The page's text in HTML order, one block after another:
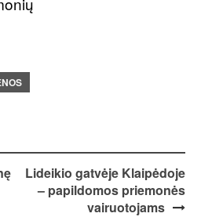
Lideikio gatvėje Klaipėdoje
– papildomos priemonės
vairuotojams